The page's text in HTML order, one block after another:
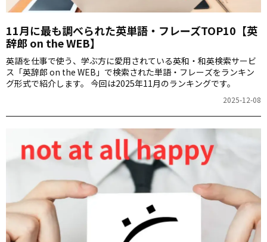
11月に最も調べられた英単語・フレーズTOP10【英
辞郎 on the WEB】
英語を仕事で使う、学ぶ方に愛用されている英和・和英検索サービ
ス「英辞郎 on the WEB」で検索された単語・フレーズをランキン
グ形式で紹介します。 今回は2025年11月のランキングです。
2025-12-08